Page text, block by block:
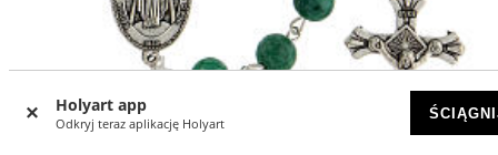
Holyart app
Odkryj teraz aplikację Holyart